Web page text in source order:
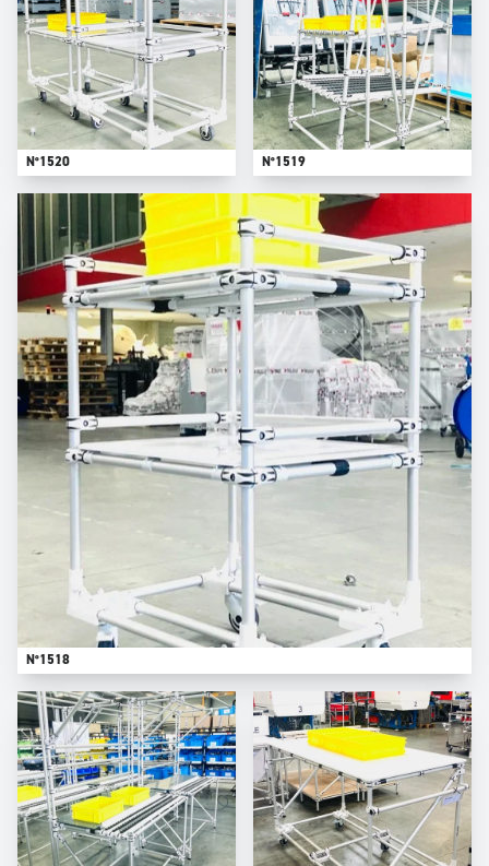
N°1520 N°1519
N°1518